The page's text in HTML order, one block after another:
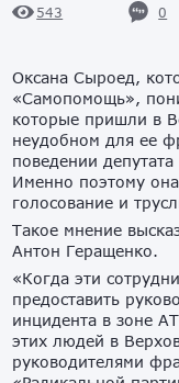
543 0
Оксана Сыроед,
«Самопомощь»,
которые пришли в
неудобном для ее
поведении
Именно поэтому
голосование и
Такое мнение
Антон Геращенко.
«Когда эти
предоставить
инцидента в зоне
этих людей в
руководителями